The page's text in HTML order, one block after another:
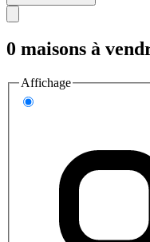
0 maisons à
Affichage